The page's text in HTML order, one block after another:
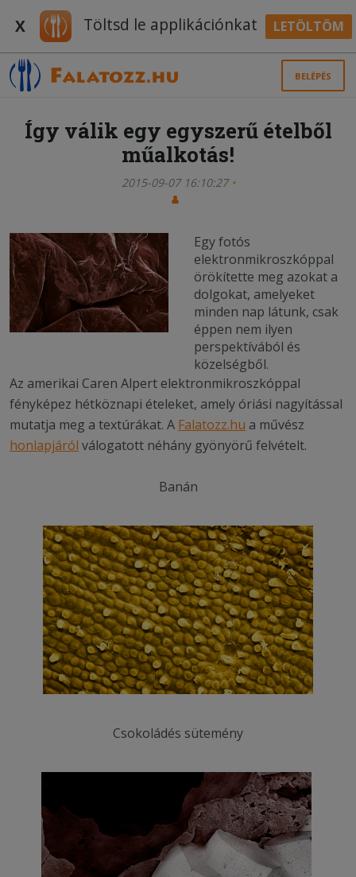
X Töltsd le applikációnkat LETÖLTÖM
BELÉPÉS
Így válik egy egyszerű ételből
műalkotás!
2015-09-07 16:10:27
Egy fotós
elektronmikroszkóppal
örökítette meg azokat a
dolgokat, amelyeket
minden nap látunk, csak
éppen nem ilyen
perspektívából és
közelségből.
Az amerikai Caren Alpert elektronmikroszkóppal
fényképez hétköznapi ételeket, amely óriási nagyítással
mutatja meg a textúrákat. A Falatozz.hu a művész
honlapjáról válogatott néhány gyönyörű felvételt.
Banán
Csokoládés sütemény